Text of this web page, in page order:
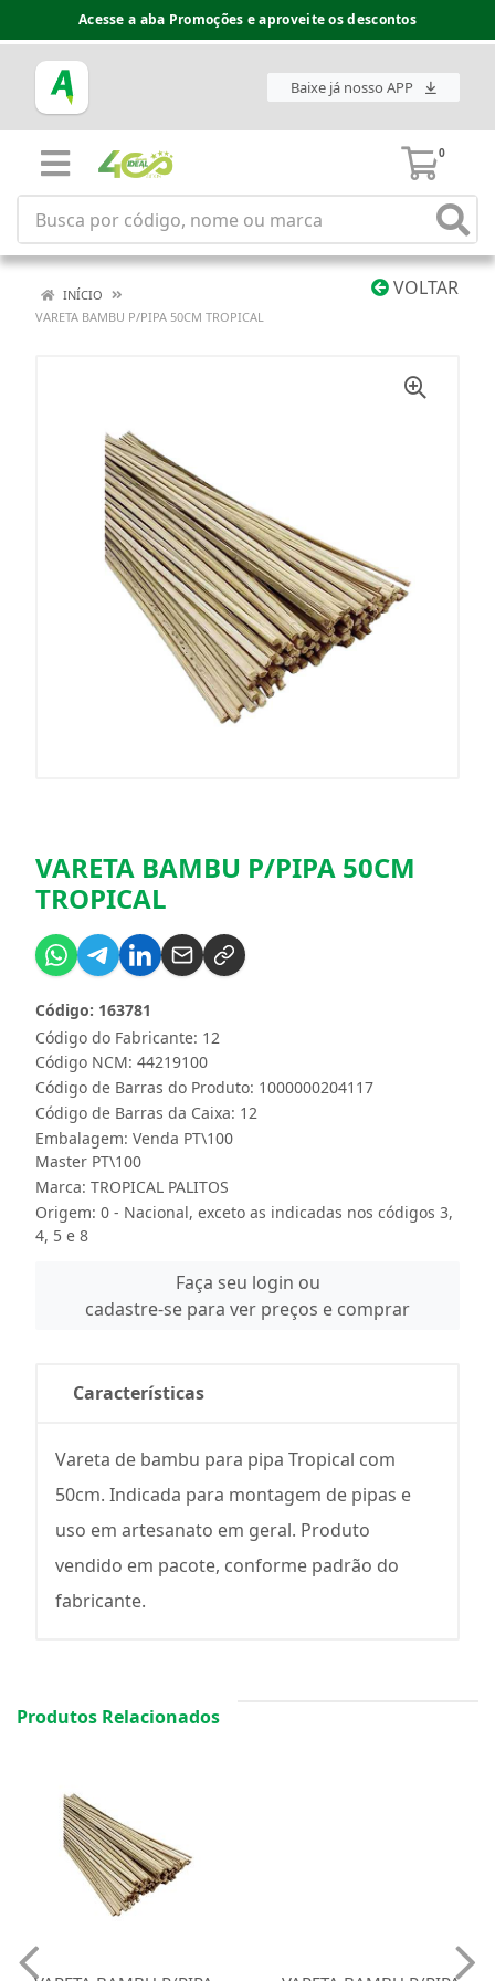
Acesse a aba Promoções e aproveite os descontos
Baixe já nosso APP
0
VOLTAR
INÍCIO
VARETA BAMBU P/PIPA 50CM TROPICAL
VARETA BAMBU P/PIPA 50CM
TROPICAL
Código do Fabricante: 12
Código: 163781
Código NCM: 44219100
Código de Barras do Produto: 1000000204117
Código de Barras da Caixa: 12
Embalagem: Venda PT\100
Master PT\100
Marca: TROPICAL PALITOS
Origem: 0 - Nacional, exceto as indicadas nos códigos 3,
4, 5 e 8
Faça seu login ou
cadastre-se para ver preços e comprar
Características
Vareta de bambu para pipa Tropical com
50cm. Indicada para montagem de pipas e
uso em artesanato em geral. Produto
vendido em pacote, conforme padrão do
fabricante.
Produtos Relacionados